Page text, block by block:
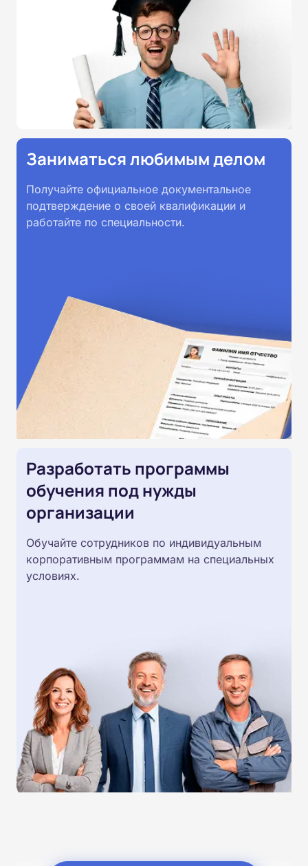
Заниматься любимым делом
Получайте официальное документальное
подтверждение о своей квалификации и
работайте по специальности.
Разработать программы
обучения под нужды
организации
Обучайте сотрудников по индивидуальным
корпоративным программам на специальных
условиях.